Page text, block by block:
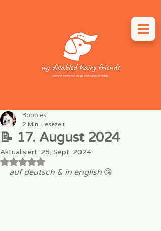
📝 17. August 2024
Bobbles
2 Min. Lesezeit
Aktualisiert: 25. Sept. 2024
Mit NaN von 5 Sternen bewertet.
auf deutsch & in english 😘